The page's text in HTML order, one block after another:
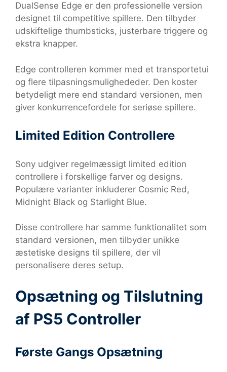
DualSense Edge er den professionelle version
designet til competitive spillere. Den tilbyder
udskiftelige thumbsticks, justerbare triggere og
ekstra knapper.
Edge controlleren kommer med et transportetui
og flere tilpasningsmulighededer. Den koster
betydeligt mere end standard versionen, men
giver konkurrencefordele for seriøse spillere.
Limited Edition Controllere
Sony udgiver regelmæssigt limited edition
controllere i forskellige farver og designs.
Populære varianter inkluderer Cosmic Red,
Midnight Black og Starlight Blue.
Disse controllere har samme funktionalitet som
standard versionen, men tilbyder unikke
æstetiske designs til spillere, der vil
personalisere deres setup.
Opsætning og Tilslutning
af PS5 Controller
Første Gangs Opsætning